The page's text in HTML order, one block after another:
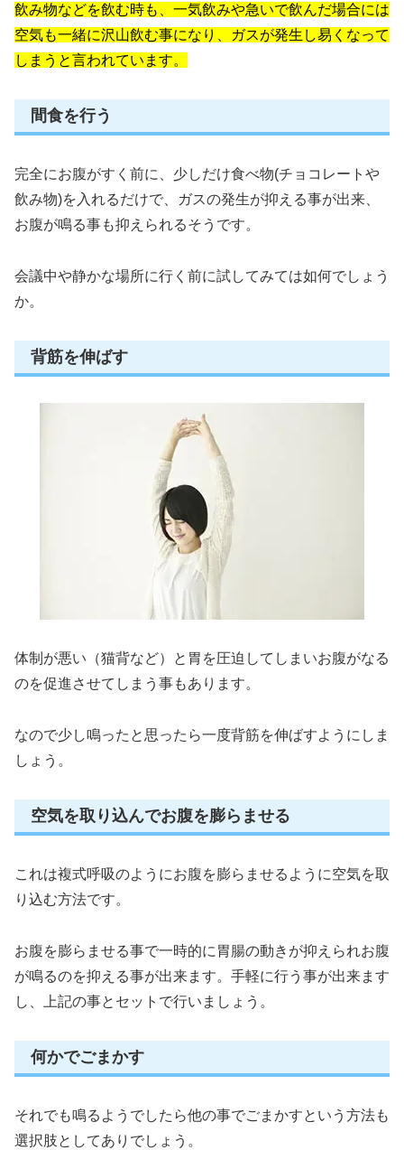
飲み物などを飲む時も、一気飲みや急いで飲んだ場合には
空気も一緒に沢山飲む事になり、ガスが発生し易くなって
しまうと言われています。
間食を行う
完全にお腹がすく前に、少しだけ食べ物(チョコレートや
飲み物)を入れるだけで、ガスの発生が抑える事が出来、
お腹が鳴る事も抑えられるそうです。
会議中や静かな場所に行く前に試してみては如何でしょう
か。
背筋を伸ばす
体制が悪い（猫背など）と胃を圧迫してしまいお腹がなる
のを促進させてしまう事もあります。
なので少し鳴ったと思ったら一度背筋を伸ばすようにしま
しょう。
空気を取り込んでお腹を膨らませる
これは複式呼吸のようにお腹を膨らませるように空気を取
り込む方法です。
お腹を膨らませる事で一時的に胃腸の動きが抑えられお腹
が鳴るのを抑える事が出来ます。手軽に行う事が出来ます
し、上記の事とセットで行いましょう。
何かでごまかす
それでも鳴るようでしたら他の事でごまかすという方法も
選択肢としてありでしょう。